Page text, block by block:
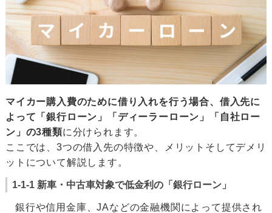
マイカー購入費のために借り入れを行う場合、借入先に
よって「銀行ローン」「ディーラーローン」「自社ロー
ン」の3種類に分けられます。
ここでは、3つの借入先の特徴や、メリットそしてデメリ
ットについて解説します。
1-1-1 新車・中古車対象で低金利の「銀行ローン」
銀行や信用金庫、JAなどの金融機関によって提供され